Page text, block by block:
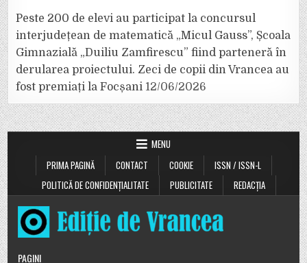
Peste 200 de elevi au participat la concursul
interjudețean de matematică „Micul Gauss”, Școala
Gimnazială „Duiliu Zamfirescu” fiind parteneră în
derularea proiectului. Zeci de copii din Vrancea au
fost premiați la Focșani 12/06/2026
MENU
PRIMA PAGINĂ
CONTACT COOKIE
ISSN / ISSN-L
POLITICĂ DE CONFIDENȚIALITATE
PUBLICITATE REDACȚIA
PAGINI